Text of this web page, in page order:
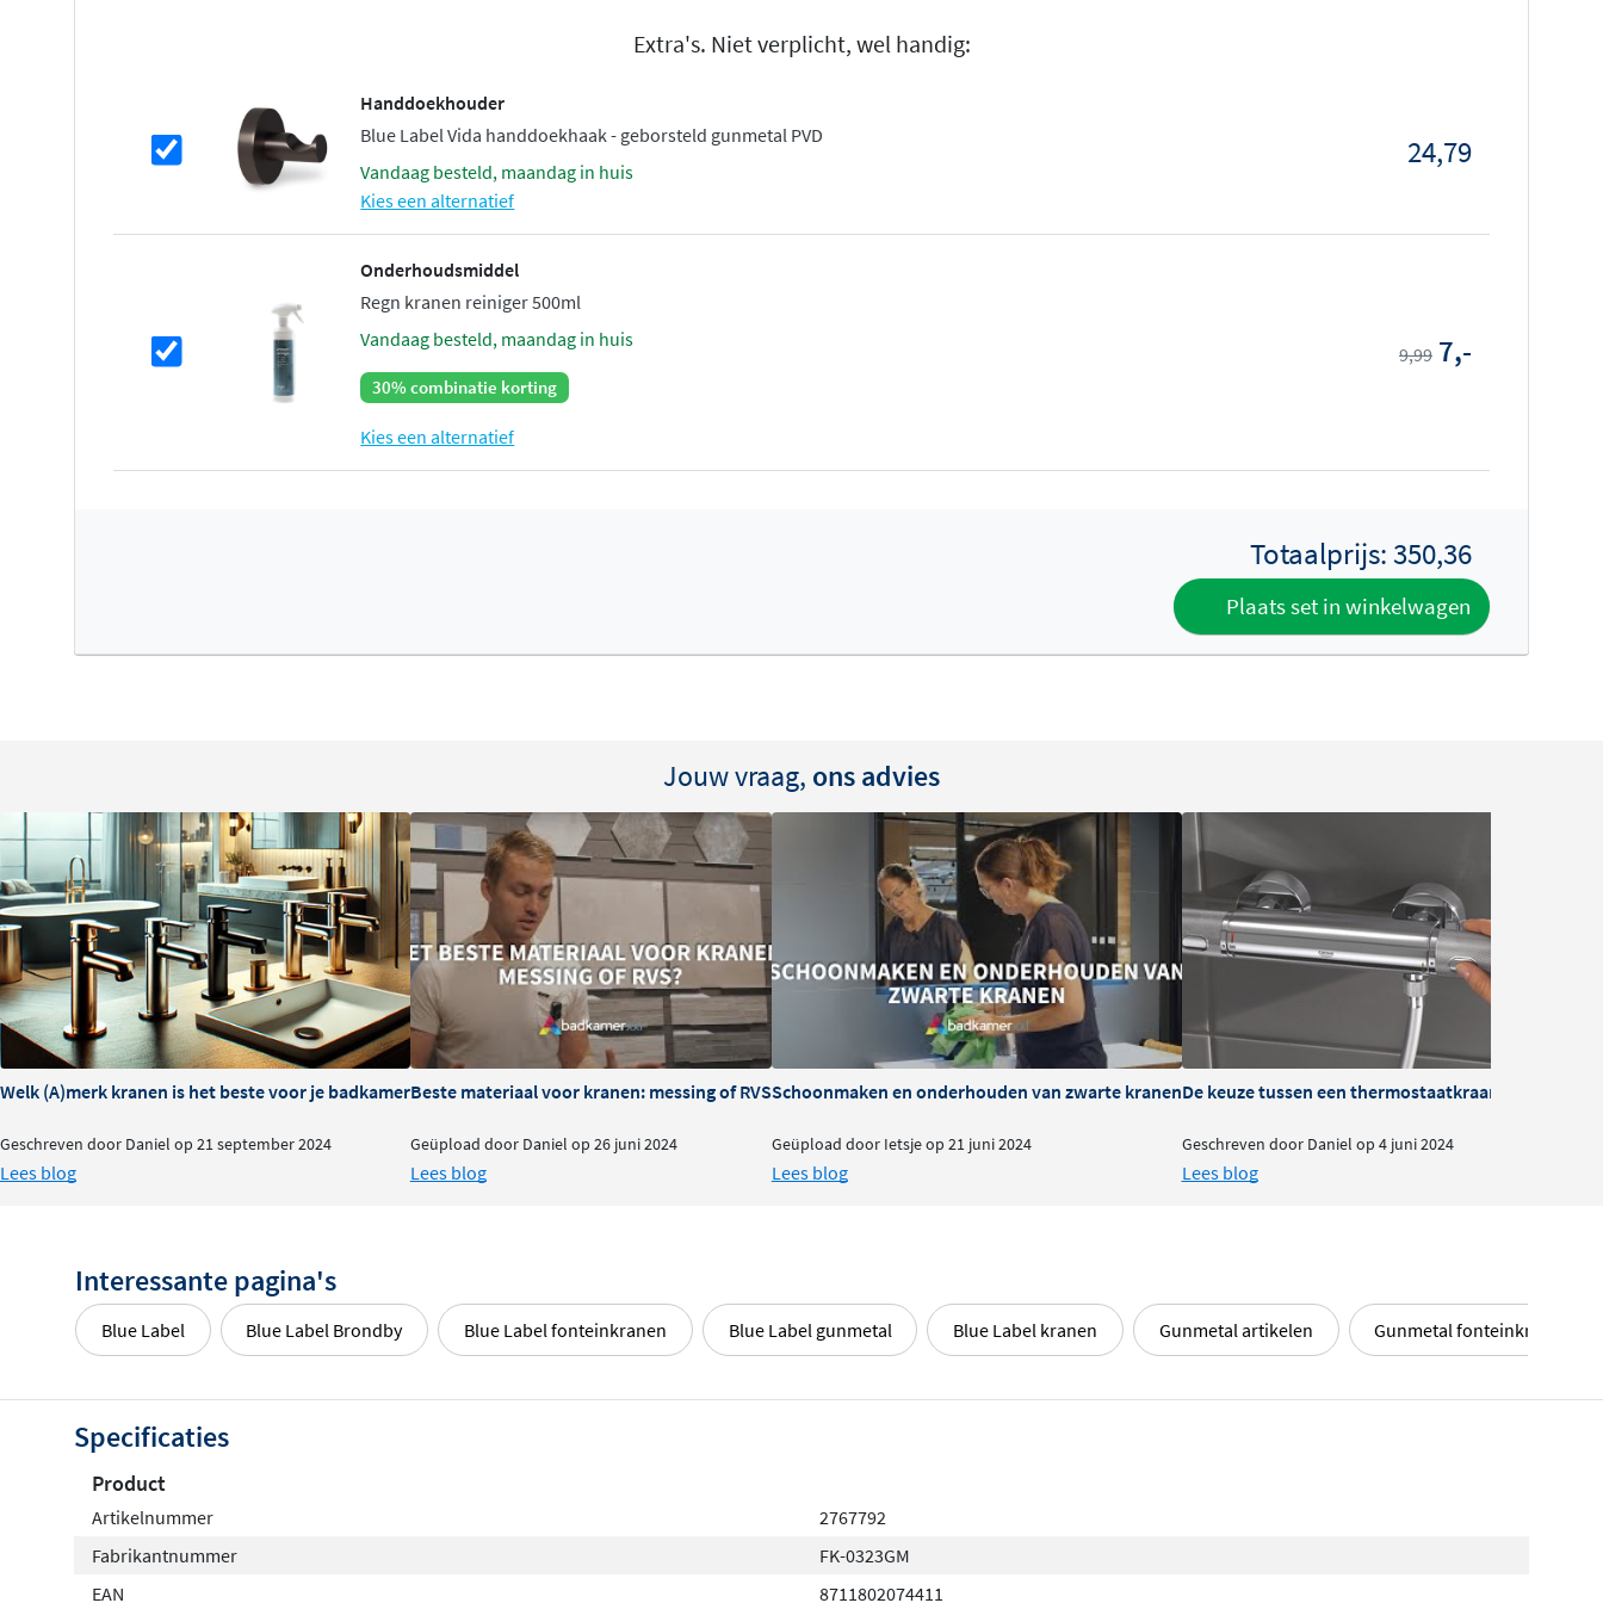
Extra's. Niet verplicht, wel handig:
Handdoekhouder
Blue Label Vida handdoekhaak - geborsteld gunmetal PVD
vandaag besteld, maandag in huis
Kies een alternatief
24,79
Onderhoudsmiddel
Regn kranen reiniger 500ml
vandaag besteld, maandag in huis
30% combinatie korting
Kies een alternatief
9,99 7,-
Totaalprijs:350,36
Plaats set in winkelwagen
Jouw vraag, ons advies
Welk (A)merk kranen is het beste voor je badkamer?
Geschreven door Daniel op 21 september 2024
Lees blog
Beste materiaal voor kranen: messing of RVS
Geüpload door Daniel op 26 juni 2024
Lees blog
Schoonmaken en onderhouden van zwarte kranen
Geüpload door Ietsje op 21 juni 2024
Lees blog
De keuze tussen een thermostaatkraan of
Geschreven door Daniel op 4 juni 2024
Lees blog
Interessante pagina's
Blue Label Blue Label Brondby Blue Label fonteinkranen Blue Label gunmetal Blue Label kranen Gunmetal artikelen Gunmetal fonteinkranen
Specificaties
Product
Artikelnummer
2767792
Fabrikantnummer
FK-0323GM
EAN
8711802074411